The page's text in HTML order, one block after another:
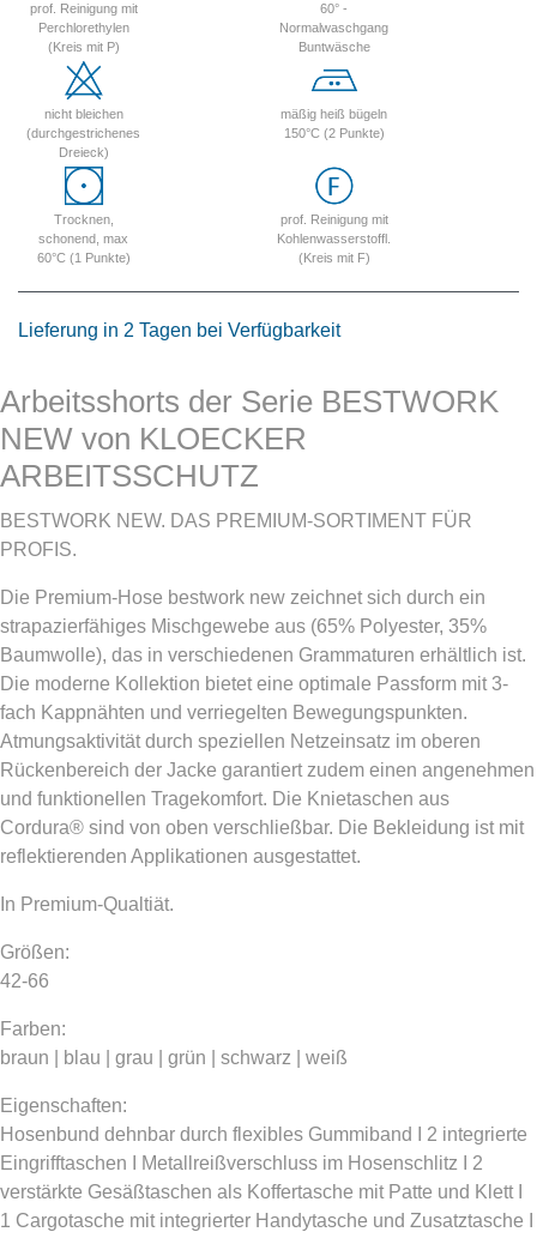
prof. Reinigung mit
Perchlorethylen
(Kreis mit P)
60° -
Normalwaschgang
Buntwäsche
nicht bleichen
(durchgestrichenes
Dreieck)
mäßig heiß bügeln
150°C (2 Punkte)
Trocknen,
schonend, max
60°C (1 Punkte)
prof. Reinigung mit
Kohlenwasserstoffl.
(Kreis mit F)
Lieferung in 2 Tagen bei Verfügbarkeit
Arbeitsshorts der Serie BESTWORK
NEW von KLOECKER
ARBEITSSCHUTZ
BESTWORK NEW. DAS PREMIUM-SORTIMENT FÜR
PROFIS.
Die Premium-Hose bestwork new zeichnet sich durch ein
strapazierfähiges Mischgewebe aus (65% Polyester, 35%
Baumwolle), das in verschiedenen Grammaturen erhältlich ist.
Die moderne Kollektion bietet eine optimale Passform mit 3-
fach Kappnähten und verriegelten Bewegungspunkten.
Atmungsaktivität durch speziellen Netzeinsatz im oberen
Rückenbereich der Jacke garantiert zudem einen angenehmen
und funktionellen Tragekomfort. Die Knietaschen aus
Cordura® sind von oben verschließbar. Die Bekleidung ist mit
reflektierenden Applikationen ausgestattet.
In Premium-Qualtiät.
Größen:
42-66
Farben:
braun | blau | grau | grün | schwarz | weiß
Eigenschaften:
Hosenbund dehnbar durch flexibles Gummiband I 2 integrierte
Eingrifftaschen I Metallreißverschluss im Hosenschlitz I 2
verstärkte Gesäßtaschen als Koffertasche mit Patte und Klett I
1 Cargotasche mit integrierter Handytasche und Zusatztasche I